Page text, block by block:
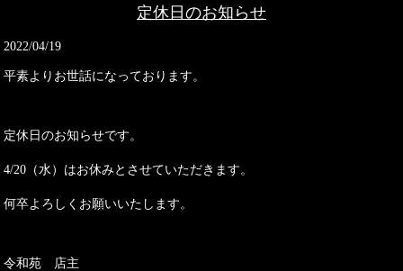
定休日のお知らせ
2022/04/19
平素よりお世話になっております。
定休日のお知らせです。
4/20（水）はお休みとさせていただきます。
何卒よろしくお願いいたします。
令和苑 店主